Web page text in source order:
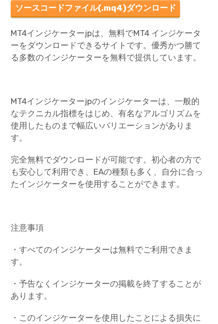
ソースコードファイル(.mq4)ダウンロード
MT4インジケーターjpは、無料でMT4 インジケータ
ーをダウンロードできるサイトです。優秀かつ勝て
る多数のインジケーターを無料で提供しています。
MT4インジケーターjpのインジケーターは、一般的
なテクニカル指標をはじめ、有名なアルゴリズムを
使用したものまで幅広いバリエーションがありま
す。
完全無料でダウンロードが可能です。初心者の方で
も安心して利用でき、EAの種類も多く、自分に合っ
たインジケーターを使用することができます。
注意事項
・すべてのインジケーターは無料でご利用できま
す。
・予告なくインジケーターの掲載を終了することが
あります。
・このインジケーターを使用したことによる損失に